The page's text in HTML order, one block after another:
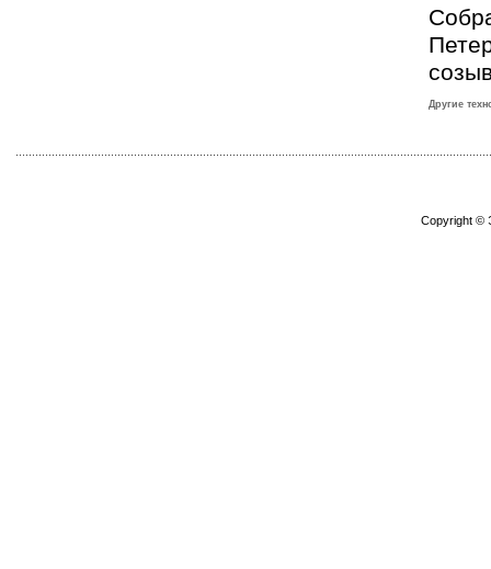
Другие
Copyright ©